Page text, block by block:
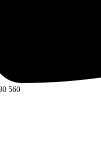
560